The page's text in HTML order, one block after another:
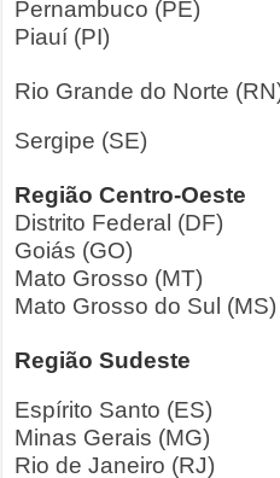
Pernambuco (PE)
Piauí (PI)
Rio Grande do Norte
Sergipe (SE)
Região Centro-Oeste
Distrito Federal (DF)
Goiás (GO)
Mato Grosso (MT)
Mato Grosso do Sul (MS)
Região Sudeste
Espírito Santo (ES)
Minas Gerais (MG)
Rio de Janeiro (RJ)